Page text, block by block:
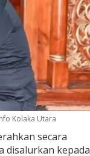
Kolaka Utara
secara
disalurkan kepada